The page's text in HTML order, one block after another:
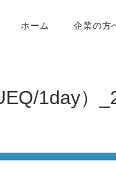
ホーム 企業の方
1day）